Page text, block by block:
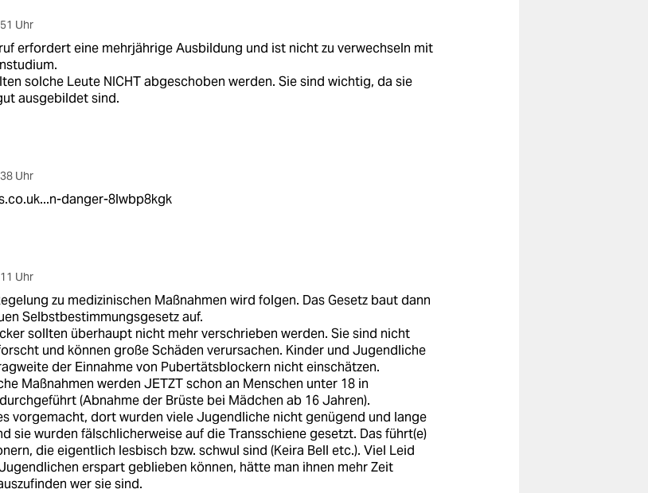
Uhr
erfordert eine mehrjährige Ausbildung und ist nicht zu verwechseln mit
solche Leute NICHT abgeschoben werden. Sie sind wichtig, da sie
ausgebildet sind.
Uhr
danger-8lwbp8kgk
Uhr
zu medizinischen Maßnahmen wird folgen. Das Gesetz baut dann
Selbstbestimmungsgesetz auf.
sollten überhaupt nicht mehr verschrieben werden. Sie sind nicht
und können große Schäden verursachen. Kinder und Jugendliche
der Einnahme von Pubertätsblockern nicht einschätzen.
Maßnahmen werden JETZT schon an Menschen unter 18 in
(Abnahme der Brüste bei Mädchen ab 16 Jahren).
vorgemacht, dort wurden viele Jugendliche nicht genügend und lange
sie wurden fälschlicherweise auf die Transschiene gesetzt. Das führt(e)
die eigentlich lesbisch bzw. schwul sind (Keira Bell etc.). Viel Leid
erspart geblieben können, hätte man ihnen mehr Zeit
wer sie sind.